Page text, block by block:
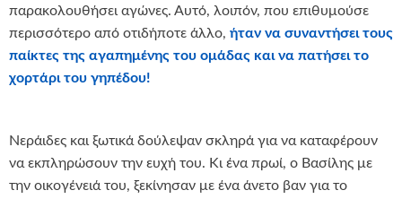
παρακολουθήσει αγώνες. Αυτό, λοιπόν, που επιθυμούσε
περισσότερο από οτιδήποτε άλλο, ήταν να συναντήσει τους
παίκτες της αγαπημένης του ομάδας και να πατήσει το
χορτάρι του γηπέδου!
Νεράιδες και ξωτικά δούλεψαν σκληρά για να καταφέρουν
να εκπληρώσουν την ευχή του. Κι ένα πρωί, ο Βασίλης με
την οικογένειά του, ξεκίνησαν με ένα άνετο βαν για το